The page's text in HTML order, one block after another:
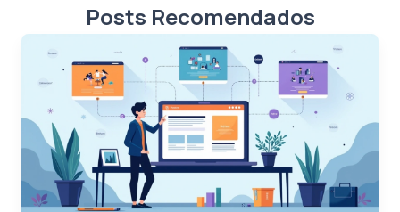
Posts Recomendados